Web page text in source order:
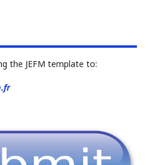
the JEFM template to: